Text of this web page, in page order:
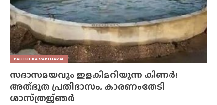
KAUTHUKA VARTHAKAL
സദാസമയവും ഇളകിമറിയുന്ന കിണർ!
അത്‌ഭുത പ്രതിഭാസം, കാരണംതേടി
ശാസ്‌ത്രജ്‌ഞർ